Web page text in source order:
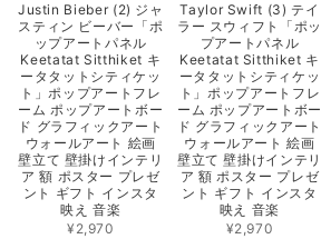
Justin Bieber (2) ジャ
スティン ビーバー「ポ
ップアートパネル
Keetatat Sitthiket キ
ータタットシティケッ
ト」ポップアートフレ
ーム ポップアートボー
ド グラフィックアート
ウォールアート 絵画
壁立て 壁掛けインテリ
ア 額 ポスター プレゼ
ント ギフト インスタ
映え 音楽
¥2,970
Taylor Swift (3) テイ
ラー スウィフト「ポッ
プアートパネル
Keetatat Sitthiket キ
ータタットシティケッ
ト」ポップアートフレ
ーム ポップアートボー
ド グラフィックアート
ウォールアート 絵画
壁立て 壁掛けインテリ
ア 額 ポスター プレゼ
ント ギフト インスタ
映え 音楽
¥2,970